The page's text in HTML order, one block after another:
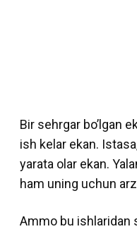
Bir sehrgar bo’lgan
ish kelar ekan.
yarata olar ekan.
ham uning uchun
Ammo bu ishlaridan